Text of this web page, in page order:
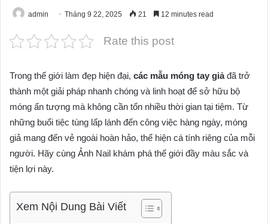
admin Tháng 9 22, 2025 21 12 minutes read
Rate this post
Trong thế giới làm đẹp hiện đại, các mẫu móng tay giảđã trở
thành một giải pháp nhanh chóng và linh hoạt để sở hữu bộ
móng ấn tượng mà không cần tốn nhiều thời gian tại tiệm. Từ
những buổi tiệc tùng lấp lánh đến công việc hàng ngày, móng
giả mang đến vẻ ngoài hoàn hảo, thể hiện cá tính riêng của mỗi
người. Hãy cùng Ảnh Nail khám phá thế giới đầy màu sắc và
tiện lợi này.
Xem Nội Dung Bài Viết